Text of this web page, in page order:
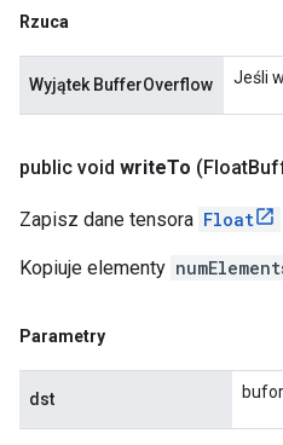
Rzuca
Wyjątek BufferOverflow Jeśli
public void writeTo (Float
Zapisz dane tensora Float
Kopiuje elementy
Parametry
dst